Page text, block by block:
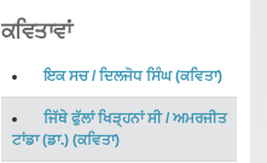
ਕਵਿਤਾਵਾਂ
ਇਕ ਸਚ/ਦਿਲਜੋਧ ਸਿੰਘ(ਕਵਿਤਾ)
ਜਿੱਥੇ ਫੁੱਲਾਂ ਖਿੜ੍ਹਨਾਂ ਸੀ/ ਅਮਰਜੀਤ
ਟਾਂਡਾ (ਡਾ.) (ਕਵਿਤਾ)